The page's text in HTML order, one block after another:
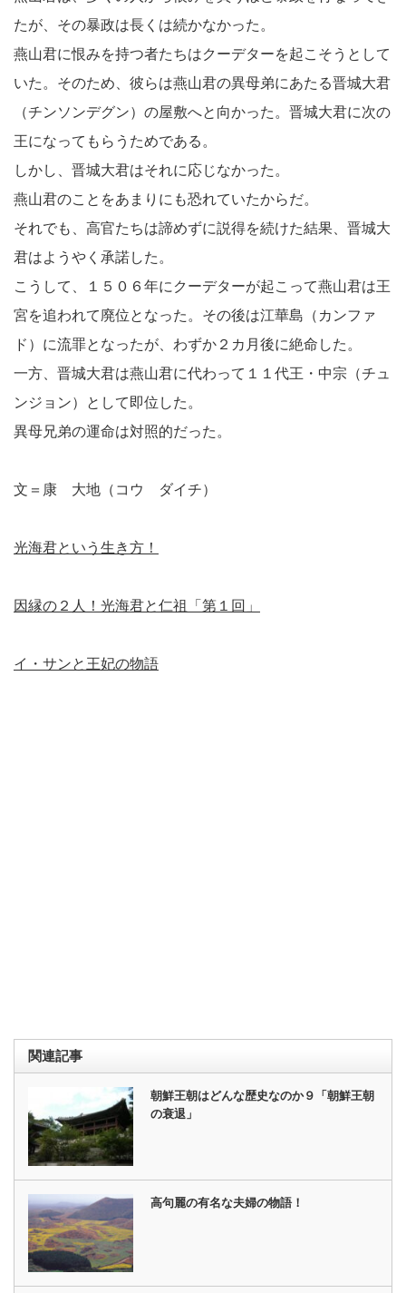
たが、その暴政は長くは続かなかった。
燕山君に恨みを持つ者たちはクーデターを起こそうとして
いた。そのため、彼らは燕山君の異母弟にあたる晋城大君
（チンソンデグン）の屋敷へと向かった。晋城大君に次の
王になってもらうためである。
しかし、晋城大君はそれに応じなかった。
燕山君のことをあまりにも恐れていたからだ。
それでも、高官たちは諦めずに説得を続けた結果、晋城大
君はようやく承諾した。
こうして、１５０６年にクーデターが起こって燕山君は王
宮を追われて廃位となった。その後は江華島（カンファ
ド）に流罪となったが、わずか２カ月後に絶命した。
一方、晋城大君は燕山君に代わって１１代王・中宗（チュ
ンジョン）として即位した。
異母兄弟の運命は対照的だった。
文＝康 大地（コウ ダイチ）
光海君という生き方！
因縁の２人！光海君と仁祖「第１回」
イ・サンと王妃の物語
関連記事
朝鮮王朝はどんな歴史なのか９「朝鮮王朝
の衰退」
高句麗の有名な夫婦の物語！